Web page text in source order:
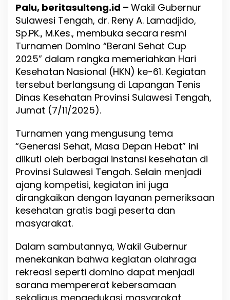
“
B
e
a
n
i
e
h
u
p
2
2
5
”
S
e
r
k
k
a
n
Palu, beritasulteng.id – Wakil Gubernur
Sulawesi Tengah, dr. Reny A. Lamadjido,
Sp.PK., M.Kes., membuka secara resmi
Turnamen Domino “Berani Sehat Cup
2025” dalam rangka memeriahkan Hari
Kesehatan Nasional (HKN) ke-61. Kegiatan
tersebut berlangsung di Lapangan Tenis
Dinas Kesehatan Provinsi Sulawesi Tengah,
Jumat (7/11/2025).
Turnamen yang mengusung tema
“Generasi Sehat, Masa Depan Hebat” ini
diikuti oleh berbagai instansi kesehatan di
Provinsi Sulawesi Tengah. Selain menjadi
ajang kompetisi, kegiatan ini juga
dirangkaikan dengan layanan pemeriksaan
kesehatan gratis bagi peserta dan
masyarakat.
Dalam sambutannya, Wakil Gubernur
menekankan bahwa kegiatan olahraga
rekreasi seperti domino dapat menjadi
sarana mempererat kebersamaan